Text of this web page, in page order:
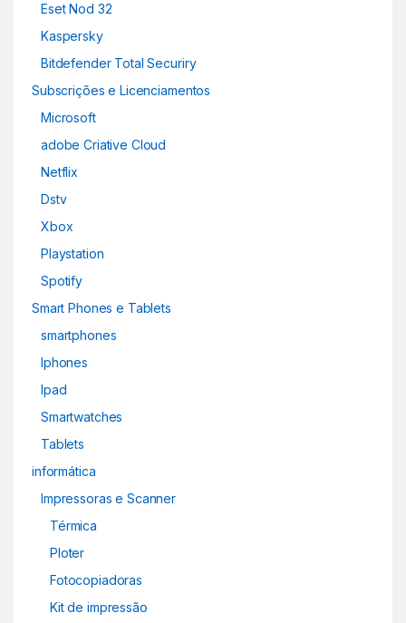
Eset Nod 32
Kaspersky
Bitdefender Total Securiry
Subscrições e Licenciamentos
Microsoft
adobe Criative Cloud
Netflix
Dstv
Xbox
Playstation
Spotify
Smart Phones e Tablets
smartphones
Iphones
Ipad
Smartwatches
Tablets
informática
Impressoras e Scanner
Térmica
Ploter
Fotocopiadoras
Kit de impressão